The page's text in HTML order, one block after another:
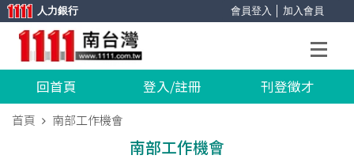
會員登入 加入會員
人力銀行
回首頁 登入/註冊 刊登徵才
首頁 南部工作機會
南部工作機會